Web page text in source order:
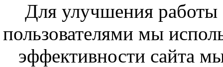
Для улучшения работы
пользователями мы
эффективности сайта